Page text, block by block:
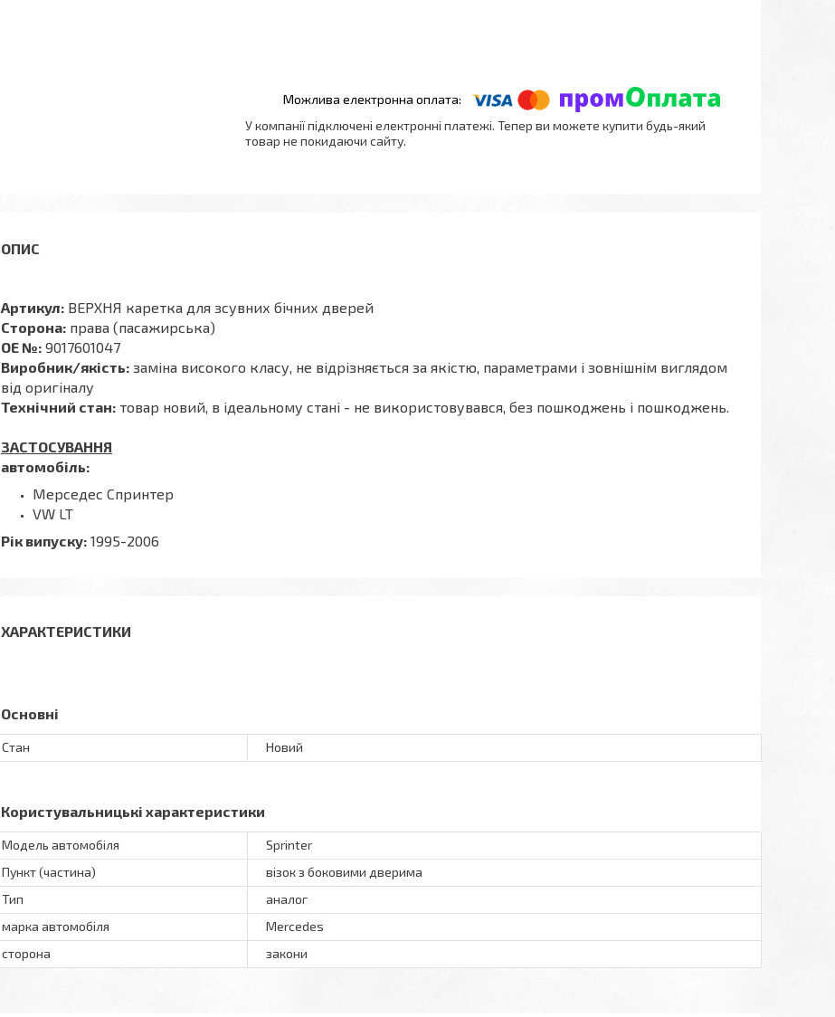
У компанії підключені електронні платежі. Тепер ви можете купити будь-який
товар не покидаючи сайту.
Артикул: ВЕРХНЯ каретка для зсувних бічних дверей
Сторона: права (пасажирська)
OE №: 9017601047
Виробник/якість: заміна високого класу, не відрізняється за якістю, параметрами і зовнішнім виглядом
від оригіналу
Технічний стан: товар новий, в ідеальному стані - не використовувався, без пошкоджень і пошкоджень.
ЗАСТОСУВАННЯ
автомобіль:
Мерседес Спринтер
VW LT
Рік випуску: 1995-2006
ХАРАКТЕРИСТИКИ
Основні
Стан Новий
Користувальницькі характеристики
Модель автомобіля
Sprinter
Пункт (частина)
візок з боковими дверима
Тип
аналог
марка автомобіля
Mercedes
сторона
закони